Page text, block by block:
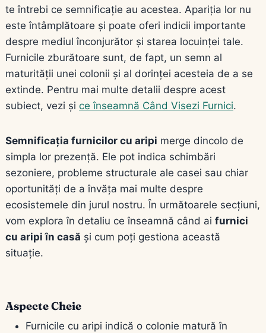
te întrebi ce semnificație au acestea. Apariția lor nu
este întâmplătoare și poate oferi indicii importante
despre mediul înconjurător și starea locuinței tale.
Furnicile zburătoare sunt, de fapt, un semn al
maturității unei colonii și al dorinței acesteia de a se
extinde. Pentru mai multe detalii despre acest
subiect, vezi și ce înseamnă Când Visezi Furnici.
Semnificația furnicilor cu aripi merge dincolo de
simpla lor prezență. Ele pot indica schimbări
sezoniere, probleme structurale ale casei sau chiar
oportunități de a învăța mai multe despre
ecosistemele din jurul nostru. În următoarele secțiuni,
vom explora în detaliu ce înseamnă când ai furnici
cu aripi în casă și cum poți gestiona această
situație.
Aspecte Cheie
Furnicile cu aripi indică o colonie matură în